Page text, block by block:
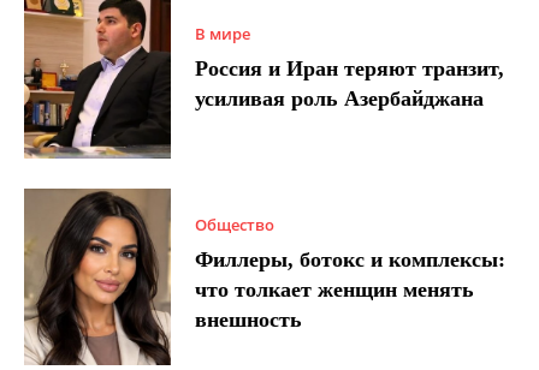
В мире
Россия и Иран теряют транзит,
усиливая роль Азербайджана
Общество
Филлеры, ботокс и комплексы:
что толкает женщин менять
внешность